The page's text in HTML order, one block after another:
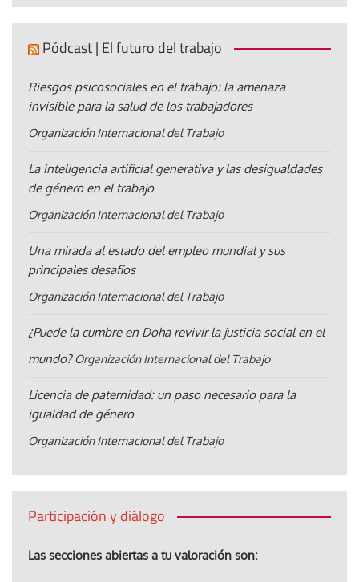
Pódcast | El futuro del trabajo
Riesgos psicosociales en el trabajo: la amenaza
invisible para la salud de los trabajadores
Organización Internacional del Trabajo
La inteligencia artificial generativa y las desigualdades
de género en el trabajo
Organización Internacional del Trabajo
Una mirada al estado del empleo mundial y sus
principales desafíos
Organización Internacional del Trabajo
¿Puede la cumbre en Doha revivir la justicia social en el
mundo? Organización Internacional del Trabajo
Licencia de paternidad: un paso necesario para la
igualdad de género
Organización Internacional del Trabajo
Participación y diálogo
Las secciones abiertas a tu valoración son: